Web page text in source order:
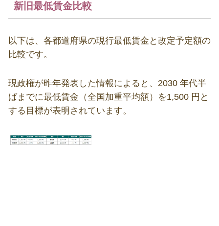
新旧最低賃金比較
以下は、各都道府県の現行最低賃金と改定予定額の
比較です。
現政権が昨年発表した情報によると、2030 年代半
ばまでに最低賃金（全国加重平均額）を1,500 円と
する目標が表明されています。